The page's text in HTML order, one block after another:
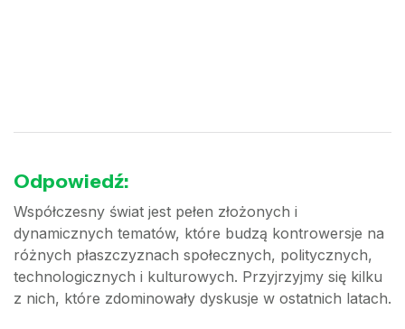
Odpowiedź:
Współczesny świat jest pełen złożonych i
dynamicznych tematów, które budzą kontrowersje na
różnych płaszczyznach społecznych, politycznych,
technologicznych i kulturowych. Przyjrzyjmy się kilku
z nich, które zdominowały dyskusje w ostatnich latach.